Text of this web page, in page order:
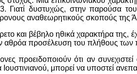
δυστυχώς, στην παρούσα
αναθεωρητικούς σκοπούς της
βέβηλο ηθικά χαρακτήρα της,
αθρόα προσέλευση του πλήθους
προειδοποιούν ότι αν
μπορεί να υποστεί